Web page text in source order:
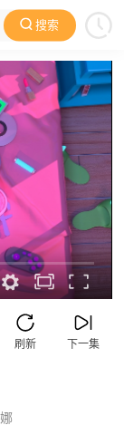
搜索
动漫 动漫电影
下一集
刷新